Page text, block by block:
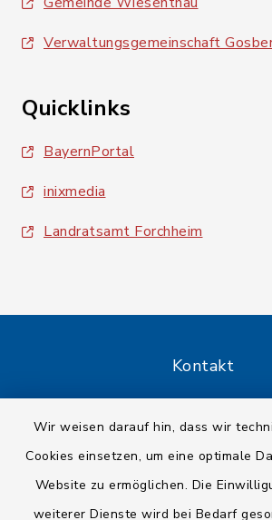
Wir weisen darauf hin, dass wir
Cookies einsetzen, um eine optimale
Website zu ermöglichen. Die
weiterer Dienste wird bei Bedarf
Verwaltungsgemeinschaft
Quicklinks
BayernPortal
inixmedia
Landratsamt Forchheim
Kontakt
Datenschutz
Impressum